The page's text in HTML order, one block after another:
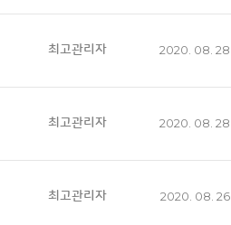
최고관리자 2020. 08. 28
최고관리자 2020. 08. 28
최고관리자 2020. 08. 26